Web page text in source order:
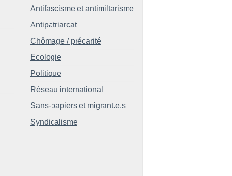
Antifascisme et antimiltarisme
Antipatriarcat
Chômage / précarité
Ecologie
Politique
Réseau international
Sans-papiers et migrant.e.s
Syndicalisme